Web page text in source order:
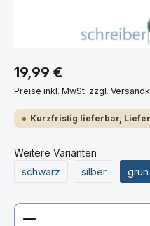
19,99 €
Preise inkl. MwSt. zzgl.
Kurzfristig lieferbar,
Weitere Varianten
schwarz
silber grün
Produkt Anzahl: Gib